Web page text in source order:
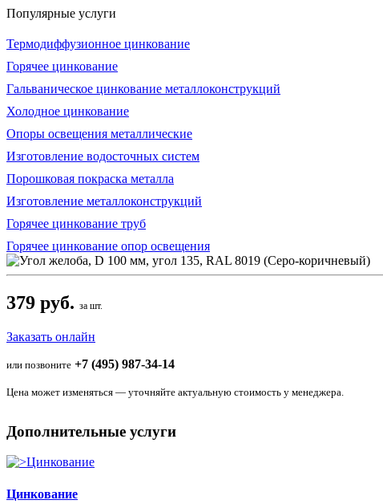
Популярные услуги
Термодиффузионное цинкование
Горячее цинкование
Гальваническое цинкование металлоконструкций
Холодное цинкование
Опоры освещения металлические
Изготовление водосточных систем
Порошковая покраска металла
Изготовление металлоконструкций
Горячее цинкование труб
Горячее цинкование опор освещения
379 руб. за шт.
Заказать онлайн
или позвоните +7 (495) 987-34-14
Цена может изменяться — уточняйте актуальную стоимость у менеджера.
Дополнительные услуги
Цинкование